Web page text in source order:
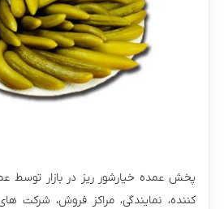
پخش عمده خیارشور ریز در بازار توسط
کننده، نمایندگی، مراکز فروش، شرکت